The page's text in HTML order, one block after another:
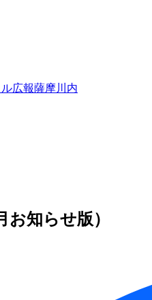
広報薩摩川内
お知らせ版）